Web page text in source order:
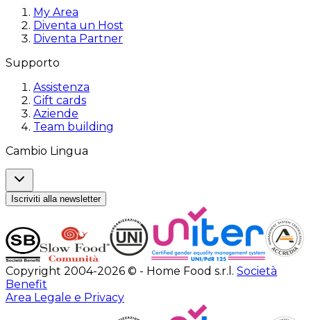
My Area
Diventa un Host
Diventa Partner
Supporto
Assistenza
Gift cards
Aziende
Team building
Cambio Lingua
Iscriviti alla newsletter
Copyright 2004-2026 © - Home Food s.r.l. Società
Benefit
Area Legale e Privacy